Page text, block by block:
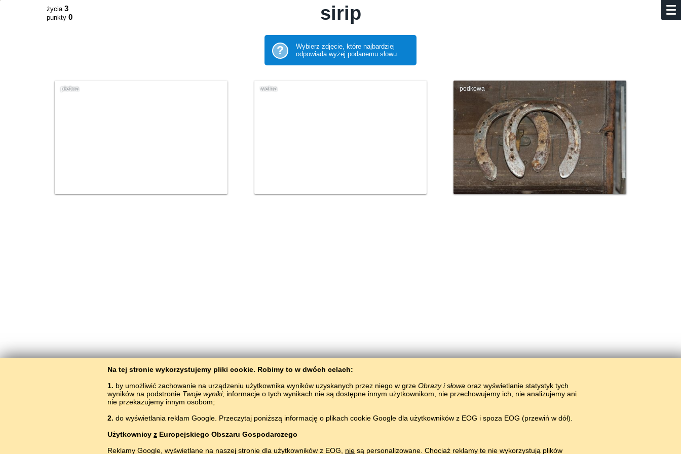
Na tej stronie wykorzystujemy pliki сookie. Robimy to w dwóch celach:
1. by umożliwić zachowanie na urządzeniu użytkownika wyników uzyskanych przez niego w grze Obrazy i słowa oraz wyświetlanie statystyk tych
wyników na podstronie Twoje wyniki; informacje o tych wynikach nie są dostępne innym użytkownikom, nie przechowujemy ich, nie analizujemy ani
nie przekazujemy innym osobom;
2. do wyświetlania reklam Google. Przeczytaj poniższą informację o plikach cookie Google dla użytkowników z EOG i spoza EOG (przewiń w dół).
Użytkownicy z Europejskiego Obszaru Gospodarczego
Reklamy Google, wyświetlane na naszej stronie dla użytkowników z EOG, nie są personalizowane. Chociaż reklamy te nie wykorzystują plików
życia 3
punkty 0 sirip
?
Wybierz zdjęcie, które najbardziej
odpowiada wyżej podanemu słowu.
płetwa wełna podkowa
BaltoSlav / Obrazy i słowa/
Język malajski w obrazkach
Nauka języka malajskiego za darmo. Graj i ucz się malajskich słówek online.#